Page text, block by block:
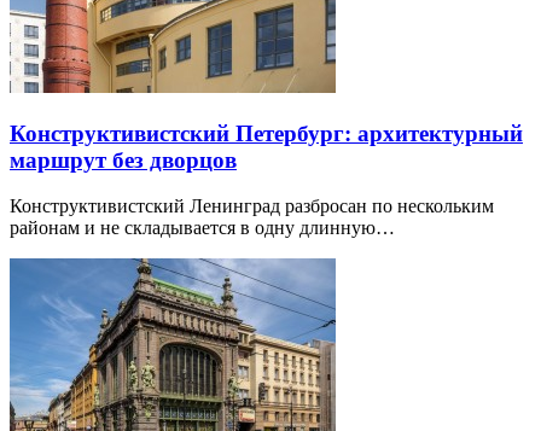
Конструктивистский Петербург: архитектурный
маршрут без дворцов
Конструктивистский Ленинград разбросан по нескольким
районам и не складывается в одну длинную…